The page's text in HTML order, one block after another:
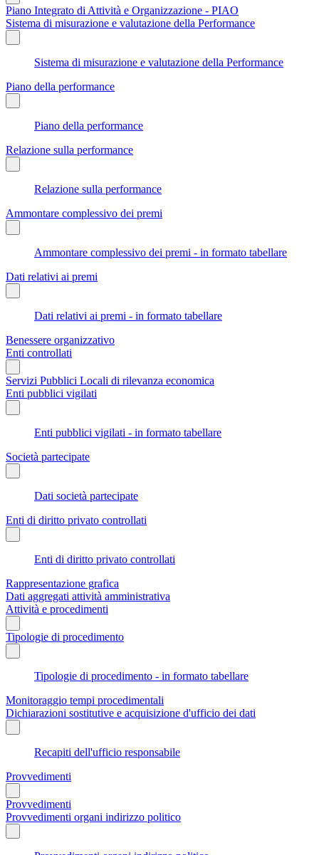
Piano Integrato di Attività e Organizzazione - PIAO
Sistema di misurazione e valutazione della Performance
Sistema di misurazione e valutazione della Performance
Piano della performance
Piano della performance
Relazione sulla performance
Relazione sulla performance
Ammontare complessivo dei premi
Ammontare complessivo dei premi - in formato tabellare
Dati relativi ai premi
Dati relativi ai premi - in formato tabellare
Benessere organizzativo
Enti controllati
Servizi Pubblici Locali di rilevanza economica
Enti pubblici vigilati
Enti pubblici vigilati - in formato tabellare
Società partecipate
Dati società partecipate
Enti di diritto privato controllati
Enti di diritto privato controllati
Rappresentazione grafica
Dati aggregati attività amministrativa
Attività e procedimenti
Tipologie di procedimento
Tipologie di procedimento - in formato tabellare
Monitoraggio tempi procedimentali
Dichiarazioni sostitutive e acquisizione d'ufficio dei dati
Recapiti dell'ufficio responsabile
Provvedimenti
Provvedimenti
Provvedimenti organi indirizzo politico